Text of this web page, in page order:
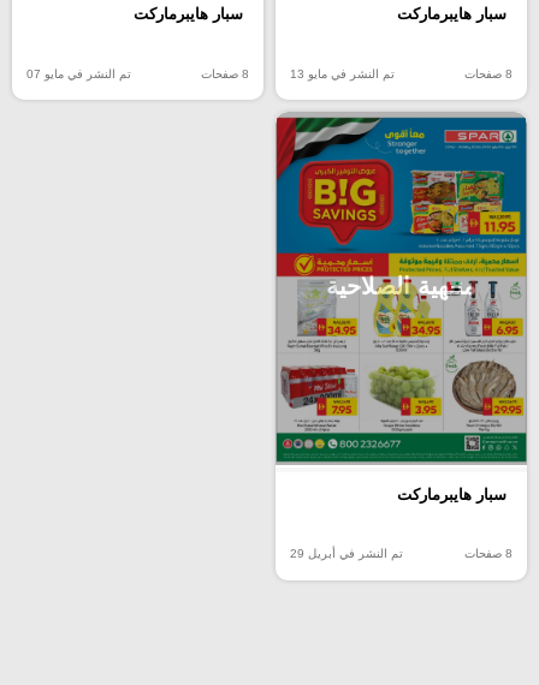
سبار هايبرماركت
8 صفحات تم النشر في مايو 13
سبار هايبرماركت
8 صفحات تم النشر في مايو 07
منتهية الصلاحية
سبار هايبرماركت
8 صفحات تم النشر في أبريل 29